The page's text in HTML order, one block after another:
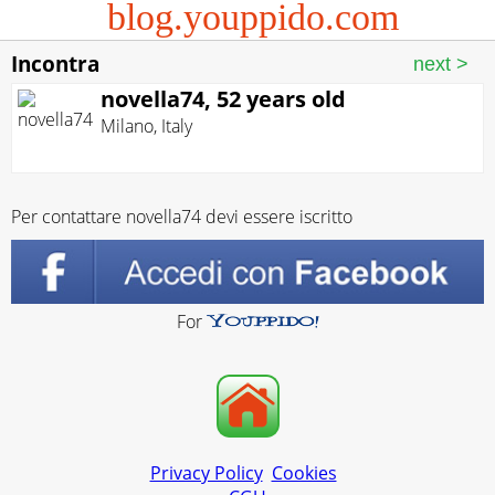
blog.youppido.com
Incontra
novella74, 52 years old
Milano, Italy
Per contattare novella74 devi essere iscritto
For
Privacy Policy Cookies